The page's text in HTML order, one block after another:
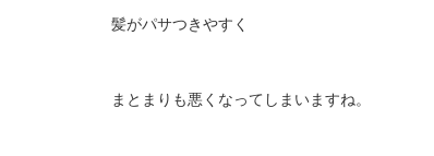
髪がパサつきやすく
まとまりも悪くなってしまいますね。